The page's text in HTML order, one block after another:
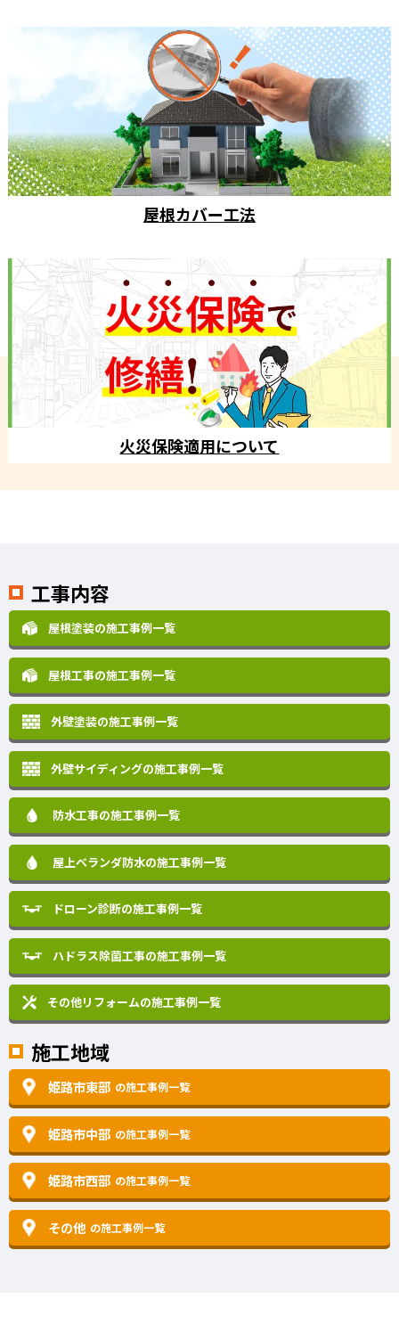
屋根カバー工法
火災保険適用について
工事内容
屋根塗装の施工事例一覧
屋根工事の施工事例一覧
外壁塗装の施工事例一覧
外壁サイディングの施工事例一覧
防水工事の施工事例一覧
屋上ベランダ防水の施工事例一覧
ドローン診断の施工事例一覧
ハドラス除菌工事の施工事例一覧
その他リフォームの施工事例一覧
施工地域
姫路市東部 の施工事例一覧
姫路市中部 の施工事例一覧
姫路市西部 の施工事例一覧
その他 の施工事例一覧